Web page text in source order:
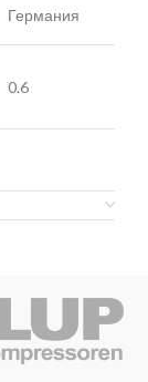
Германия
0.6